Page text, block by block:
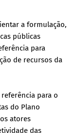
a formulação,
públicas
para
de recursos da
para o
do Plano
atores
das